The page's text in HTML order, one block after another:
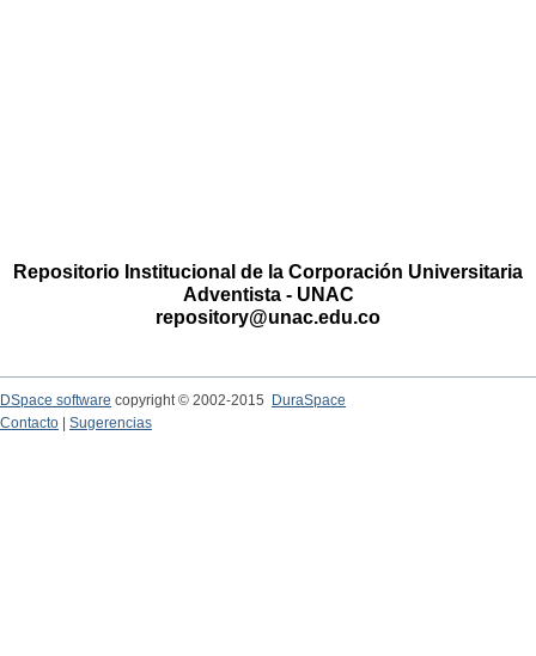
Repositorio Institucional de la Corporación Universitaria
Adventista - UNAC
repository@unac.edu.co
DSpace software copyright © 2002-2015
DuraSpace
Contacto
Sugerencias